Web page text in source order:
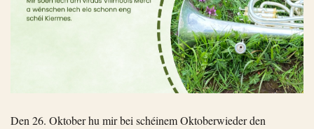
Den 26. Oktober hu mir bei schéinem Oktoberwieder den